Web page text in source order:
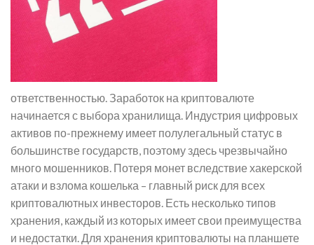
ответственностью. Заработок на криптовалюте
начинается с выбора хранилища. Индустрия цифровых
активов по-прежнему имеет полулегальный статус в
большинстве государств, поэтому здесь чрезвычайно
много мошенников. Потеря монет вследствие хакерской
атаки и взлома кошелька – главный риск для всех
криптовалютных инвесторов. Есть несколько типов
хранения, каждый из которых имеет свои преимущества
и недостатки. Для хранения криптовалюты на планшете